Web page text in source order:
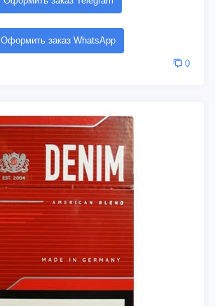
Оформить заказ WhatsApp
0